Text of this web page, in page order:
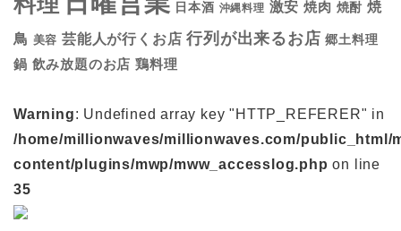
日本酒 沖縄料理 激安 焼肉 焼酎 焼
鳥 美容 芸能人が行くお店 行列が出来るお店 郷土料理
鍋 飲み放題のお店 鶏料理
Warning: Undefined array key "HTTP_REFERER" in
/home/millionwaves/millionwaves.com/public_html/
content/plugins/mwp/mww_accesslog.php on line
35